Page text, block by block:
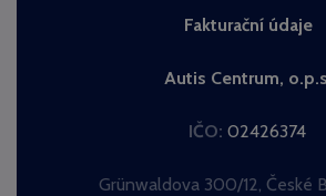
Fakturační údaje
Autis Centrum,
IČO: 02426374
Grünwaldova 300/12, České